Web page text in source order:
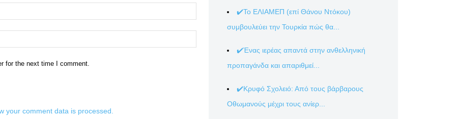
for the next time I comment.
your comment data is processed.
✔️Το ΕΛΙΑΜΕΠ (επί Θάνου Ντόκου)
συμβουλεύει την Τουρκία πώς θα...
✔️Ένας ιερέας απαντά στην ανθελληνική
προπαγάνδα και απαριθμεί...
✔️Κρυφό Σχολειό: Από τους βάρβαρους
Οθωμανούς μέχρι τους ανίερ...